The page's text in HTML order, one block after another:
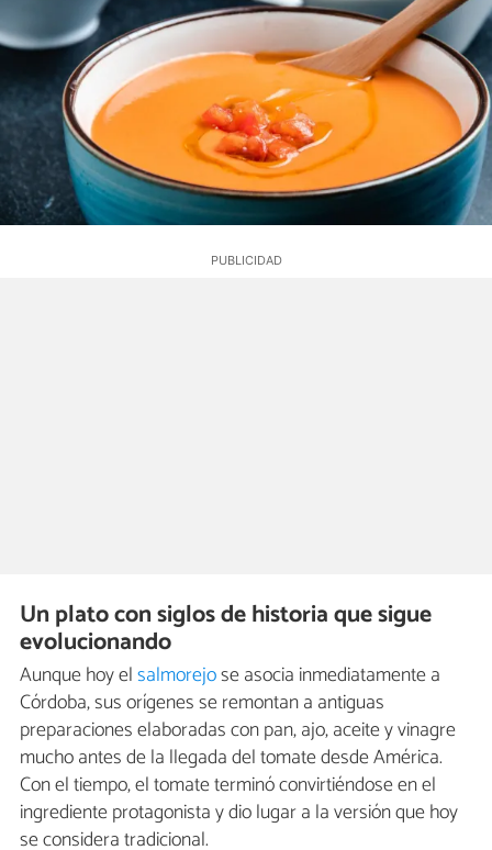
Un plato con siglos de historia que sigue
evolucionando
Aunque hoy elsalmorejose asocia inmediatamente a
Córdoba, sus orígenes se remontan a antiguas
preparaciones elaboradas con pan, ajo, aceite y vinagre
mucho antes de la llegada del tomate desde América.
Con el tiempo, el tomate terminó convirtiéndose en el
ingrediente protagonista y dio lugar a la versión que hoy
se considera tradicional.